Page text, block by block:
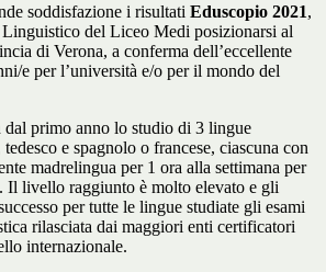
soddisfazione i risultati Eduscopio 2021,
del Liceo Medi posizionarsi al
di Verona, a conferma dell’eccellente
e per l’università e/o per il mondo del
primo anno lo studio di 3 lingue
e spagnolo o francese, ciascuna con
madrelingua per 1 ora alla settimana per
Il livello raggiunto è molto elevato e gli
per tutte le lingue studiate gli esami
rilasciata dai maggiori enti certificatori
internazionale.